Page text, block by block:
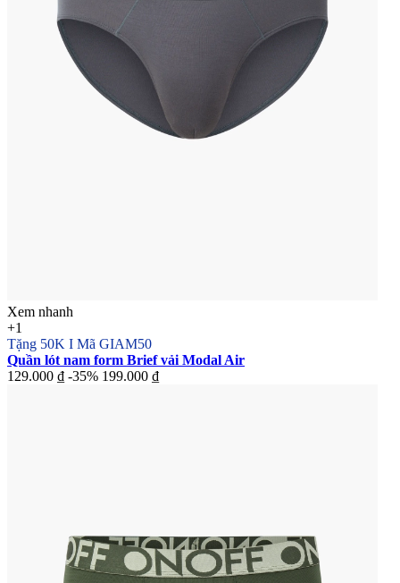
Xem nhanh
+1
Tặng 50K I Mã GIAM50
Quần lót nam form Brief vải Modal Air
129.000 ₫ -35% 199.000 ₫